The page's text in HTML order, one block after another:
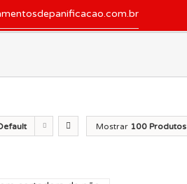
Mostrar 100 Produtos